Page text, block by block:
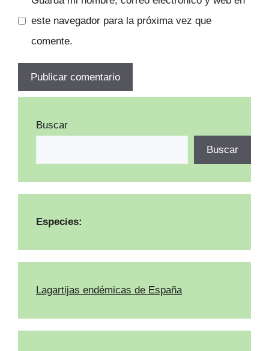
este navegador para la próxima vez que
comente.
Buscar
Buscar
Especies:
Lagartijas endémicas de España